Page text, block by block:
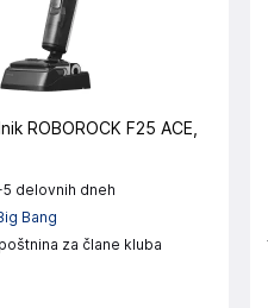
ROBOROCK F25 ACE,
delovnih dneh
Bang
za člane kluba